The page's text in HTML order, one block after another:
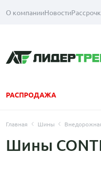
О компанииНовости
РАСПРОДАЖА
Главная Шины
Шины